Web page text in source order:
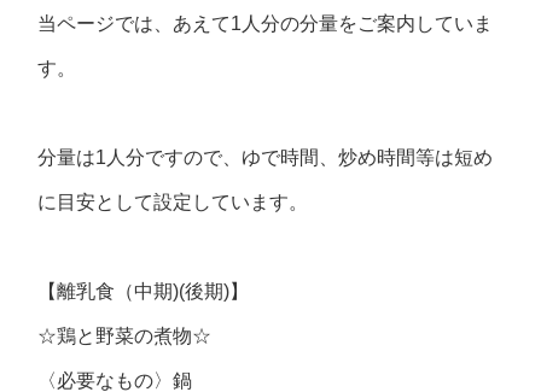
当ページでは、あえて1人分の分量をご案内していま
す。
分量は1人分ですので、ゆで時間、炒め時間等は短め
に目安として設定しています。
【離乳食（中期)(後期)】
☆鶏と野菜の煮物☆
〈必要なもの〉鍋